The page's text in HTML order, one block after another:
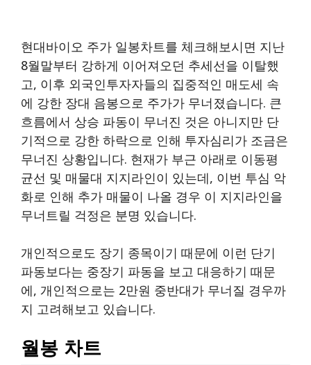
현대바이오 주가 일봉차트를 체크해보시면 지난
8월말부터 강하게 이어져오던 추세선을 이탈했
고, 이후 외국인투자자들의 집중적인 매도세 속
에 강한 장대 음봉으로 주가가 무너졌습니다. 큰
흐름에서 상승 파동이 무너진 것은 아니지만 단
기적으로 강한 하락으로 인해 투자심리가 조금은
무너진 상황입니다. 현재가 부근 아래로 이동평
균선 및 매물대 지지라인이 있는데, 이번 투심 악
화로 인해 추가 매물이 나올 경우 이 지지라인을
무너트릴 걱정은 분명 있습니다.
개인적으로도 장기 종목이기 때문에 이런 단기
파동보다는 중장기 파동을 보고 대응하기 때문
에, 개인적으로는 2만원 중반대가 무너질 경우까
지 고려해보고 있습니다.
월봉 차트